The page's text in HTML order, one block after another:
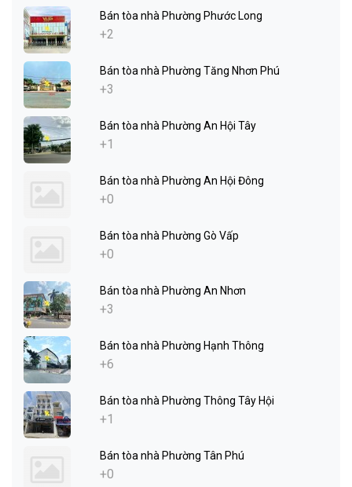
Bán tòa nhà Phường Phước Long
+2
Bán tòa nhà Phường Tăng Nhơn Phú
+3
Bán tòa nhà Phường An Hội Tây
+1
Bán tòa nhà Phường An Hội Đông
+0
Bán tòa nhà Phường Gò Vấp
+0
Bán tòa nhà Phường An Nhơn
+3
Bán tòa nhà Phường Hạnh Thông
+6
Bán tòa nhà Phường Thông Tây Hội
+1
Bán tòa nhà Phường Tân Phú
+0